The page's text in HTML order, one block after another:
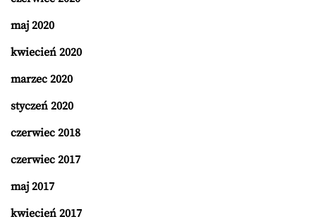
maj 2020
kwiecień 2020
marzec 2020
styczeń 2020
czerwiec 2018
czerwiec 2017
maj 2017
kwiecień 2017